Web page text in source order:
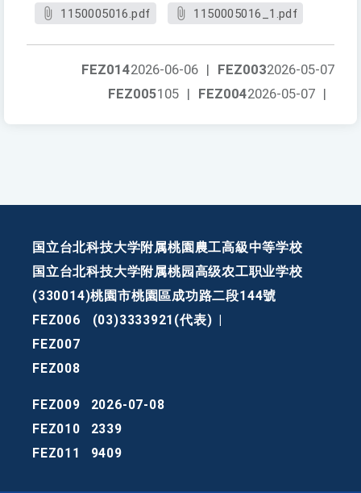
1150005016.pdf 1150005016_1.pdf
FEZ0032026-05-07
FEZ0142026-06-06 |
FEZ0042026-05-07 |
FEZ005105 |
国立台北科技大学附属桃園農工高級中等学校
国立台北科技大学附属桃园高级农工职业学校
(330014)桃園市桃園區成功路二段144號
FEZ006
(03)3333921(代表)
FEZ007
FEZ008
FEZ009
2026-07-08
FEZ010
2339
FEZ011
9409